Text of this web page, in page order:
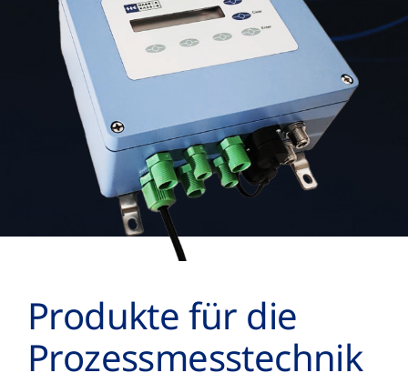
Produkte für die
Prozess­mess­technik